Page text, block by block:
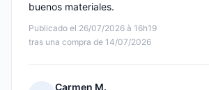
Publicado el 26/07/2026 à 16h19
tras una compra de 14/07/2026
buenos materiales.
Carmen M.